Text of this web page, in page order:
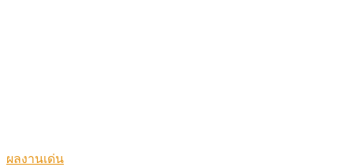
ผลงานเด่น